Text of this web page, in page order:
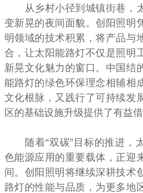
从乡村小径到城镇街巷，太
变新晃的夜间面貌。创阳照明
明领域的技术积累，将产品与
合，让太阳能路灯不仅是照明
新晃文化魅力的窗口。中国结
能路灯的绿色环保理念相辅相
文化根脉，又践行了可持续发
区的基础设施升级提供了有益借
随着“双碳”目标的推进，
色能源应用的重要载体，正迎
间。创阳照明将继续深耕技术
路灯的性能与品质，为更多地